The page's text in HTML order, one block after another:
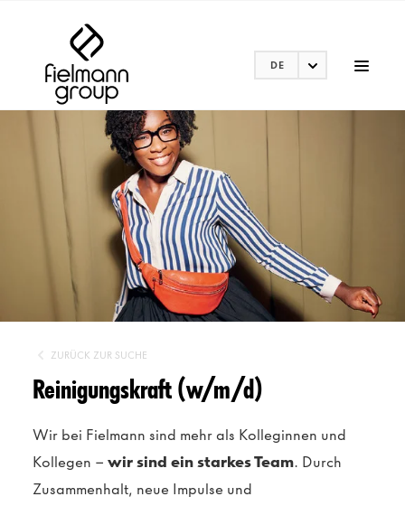
DE
ZURÜCK ZUR SUCHE
Reinigungskraft (w/m/d)
Wir bei Fielmann sind mehr als Kolleginnen und
Kollegen – wir sind ein starkes Team. Durch
Zusammenhalt, neue Impulse und